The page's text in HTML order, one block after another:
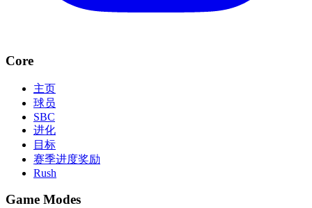
Core
主页
球员
SBC
进化
目标
赛季进度奖励
Rush
Game Modes